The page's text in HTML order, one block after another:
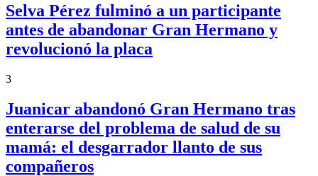
Selva Pérez fulminó a un participante
antes de abandonar Gran Hermano y
revolucionó la placa
3
Juanicar abandonó Gran Hermano tras
enterarse del problema de salud de su
mamá: el desgarrador llanto de sus
compañeros